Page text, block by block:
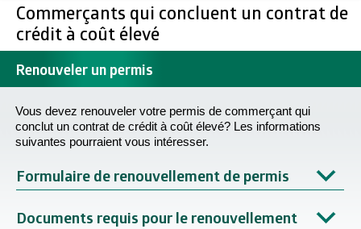
Commerçants qui concluent un contrat de
crédit à coût élevé
Renouveler un permis
Vous devez renouveler votre permis de commerçant qui
conclut un contrat de crédit à coût élevé? Les informations
suivantes pourraient vous intéresser.
Formulaire de renouvellement de permis
Documents requis pour le renouvellement